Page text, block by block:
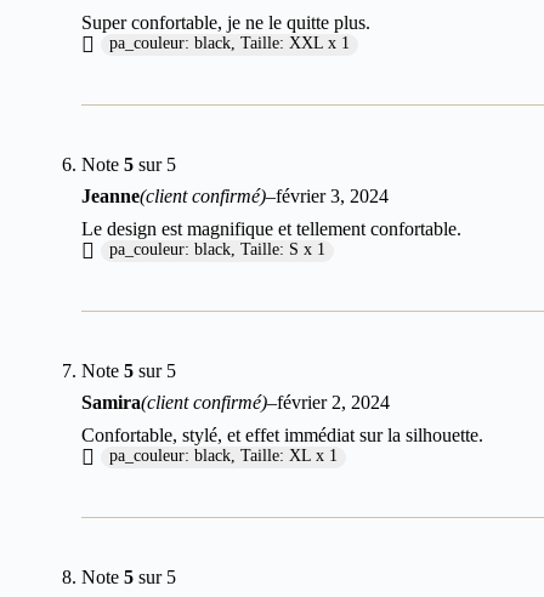
Super confortable, je ne le quitte plus.
pa_couleur: black, Taille: XXL x 1
Note 5sur 5
Jeanne(client confirmé)–février 3, 2024
Le design est magnifique et tellement confortable.
pa_couleur: black, Taille: S x 1
Note 5sur 5
Samira(client confirmé)–février 2, 2024
Confortable, stylé, et effet immédiat sur la silhouette.
pa_couleur: black, Taille: XL x 1
Note 5sur 5